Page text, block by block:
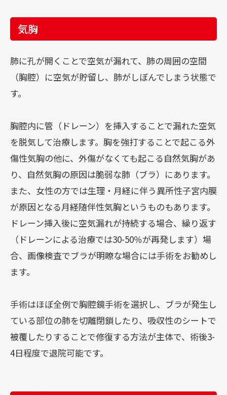
気胸
肺に孔が開くことで空気が漏れて、肺の周囲の空間
（胸腔）に空気が貯留し、肺がしぼんでしまう状態で
す。
胸腔内に管（ドレーン）を挿入することで漏れた空気
を脱気して治療します。胸を強打することで起こる外
傷性気胸の他に、外傷がなくても起こる自然気胸があ
り、自然気胸の原因は脆弱な肺（ブラ）にあります。
また、女性の方では生理・月経に伴う異所性子宮内膜
が原因となる月経随伴性気胸というものもあります。
ドレーン挿入後に空気漏れが持続する場合、繰り返す
（ドレーンによる治療では30-50％が再発します）場
合、画像検査でブラが明瞭な場合には手術をお勧めし
ます。
手術はほぼ全例で胸腔鏡手術を選択し、ブラが発生し
ている部位の肺を切離閉鎖したり、吸収性のシートで
被覆したりすることで修復する方法が主体で、術後3-
4日程度で退院可能です。